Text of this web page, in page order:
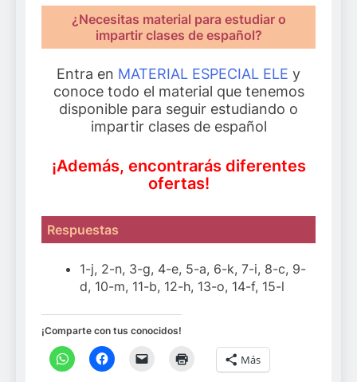
¿Necesitas material para estudiar o
impartir clases de español?
Entra en MATERIAL ESPECIAL ELE y
conoce todo el material que tenemos
disponible para seguir estudiando o
impartir clases de español
¡Además, encontrarás diferentes
ofertas!
Respuestas
1-j, 2-n, 3-g, 4-e, 5-a, 6-k, 7-i, 8-c, 9-
d, 10-m, 11-b, 12-h, 13-o, 14-f, 15-l
¡Comparte con tus conocidos!
Más